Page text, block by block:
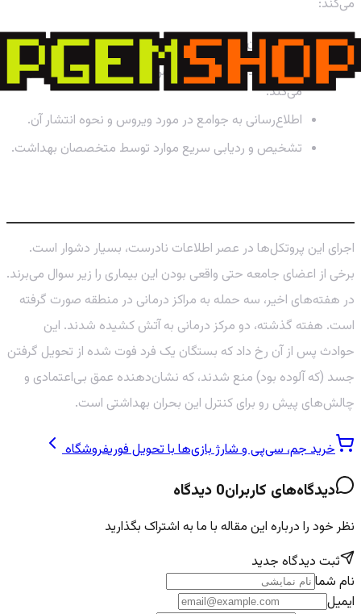
می‌کند:
ایزوله کردن افراد مبتلا در مراکز درمانی.
اقدامات تدفین ایمن که تماس فیزیکی با متوفی را محدود
می‌کند.
اطلاع‌رسانی به جوامع در مورد ویروس و نحوه انتشار آن.
تشخیص و ردیابی سریع موارد توسط متخصصان بهداشت.
اجرای این پروتکل‌ها در عصر اطلاعات نادرست، بسیار دشوار است.
برخی از اعضای جامعه حتی واقعی بودن این بیماری را زیر سوال می‌برند.
در هفته‌های اخیر، سه حمله به مراکز درمانی در منطقه صورت گرفته
است. هفته گذشته، دو مرکز درمانی به آتش کشیده شدند. این
حوادث پس از آن رخ داد که بستگان یک فرد فوت شده از تحویل گرفتن
جسد (که آلوده بود) منع شدند، که نشان‌دهنده عمق بی‌اعتمادی و
چالش‌های پیش رو برای کنترل این بحران بهداشتی است.
خرید جم، سی‌پی و شارژ بازی‌ها با تحویل فوریفروشگاه
دیدگاه‌های کاربران0 دیدگاه
نظر خود را درباره این مقاله با ما به اشتراک بگذارید
ثبت دیدگاه جدید
نام شما
ایمیل